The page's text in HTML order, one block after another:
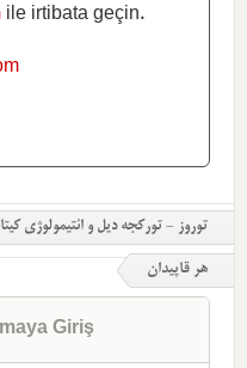
ile irtibata geçin.
توروز - تورکجه دیل و ائتیمولوژی
هر قاپیدان
Giriş